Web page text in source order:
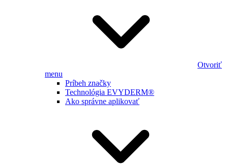
Otvoriť
menu
Príbeh značky
Technológia EVYDERM®
Ako správne aplikovať